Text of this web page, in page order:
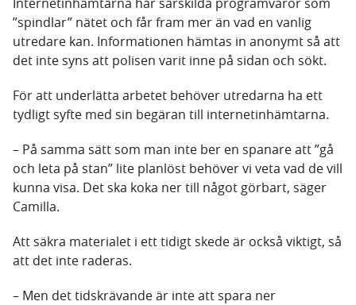
”spindlar” nätet och får fram mer än vad en vanlig
utredare kan. Informationen hämtas in anonymt så att
det inte syns att polisen varit inne på sidan och sökt.
För att underlätta arbetet behöver utredarna ha ett
tydligt syfte med sin begäran till internetinhämtarna.
– På samma sätt som man inte ber en spanare att ”gå
och leta på stan” lite planlöst behöver vi veta vad de vill
kunna visa. Det ska koka ner till något görbart, säger
Camilla.
Att säkra materialet i ett tidigt skede är också viktigt, så
att det inte raderas.
– Men det tidskrävande är inte att spara ner